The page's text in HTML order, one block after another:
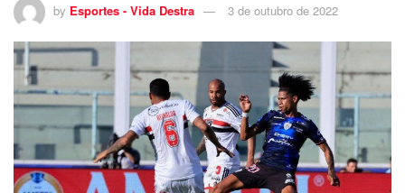
by Esportes - Vida Destra 3 de outubro de 2022